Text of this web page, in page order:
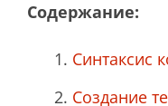
Содержание:
Синтаксис
Создание